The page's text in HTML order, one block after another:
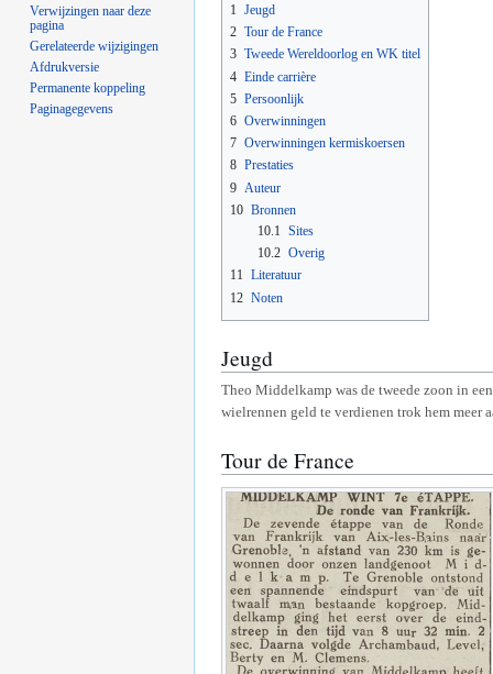
1 Jeugd
2 Tour de France
3 Tweede Wereldoorlog en WK titel
4 Einde carrière
5 Persoonlijk
6 Overwinningen
7 Overwinningen kermiskoersen
8 Prestaties
9 Auteur
10 Bronnen
10.1 Sites
10.2 Overig
11 Literatuur
12 Noten
Jeugd
Theo Middelkamp was de tweede zoon in
wielrennen geld te verdienen trok hem meer
Tour de France
Verwijzingen naar deze
pagina
Gerelateerde wijzigingen
Afdrukversie
Permanente koppeling
Paginagegevens